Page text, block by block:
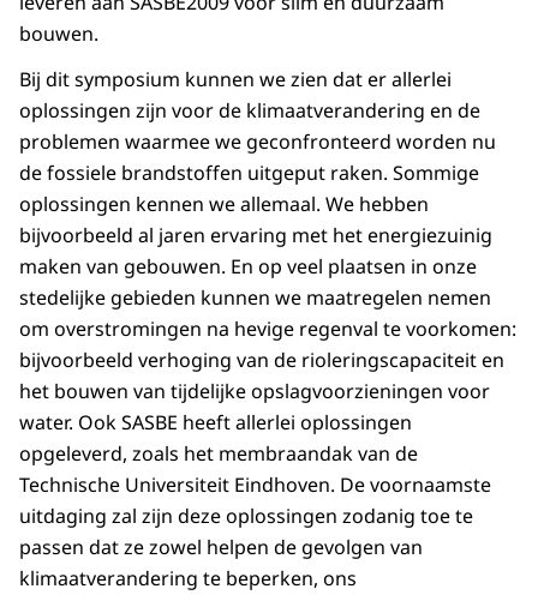
bouwen.
Bij dit symposium kunnen we zien dat er allerlei
oplossingen zijn voor de klimaatverandering en de
problemen waarmee we geconfronteerd worden nu
de fossiele brandstoffen uitgeput raken. Sommige
oplossingen kennen we allemaal. We hebben
bijvoorbeeld al jaren ervaring met het energiezuinig
maken van gebouwen. En op veel plaatsen in onze
stedelijke gebieden kunnen we maatregelen nemen
om overstromingen na hevige regenval te voorkomen:
bijvoorbeeld verhoging van de rioleringscapaciteit en
het bouwen van tijdelijke opslagvoorzieningen voor
water. Ook SASBE heeft allerlei oplossingen
opgeleverd, zoals het membraandak van de
Technische Universiteit Eindhoven. De voornaamste
uitdaging zal zijn deze oplossingen zodanig toe te
passen dat ze zowel helpen de gevolgen van
klimaatverandering te beperken, ons